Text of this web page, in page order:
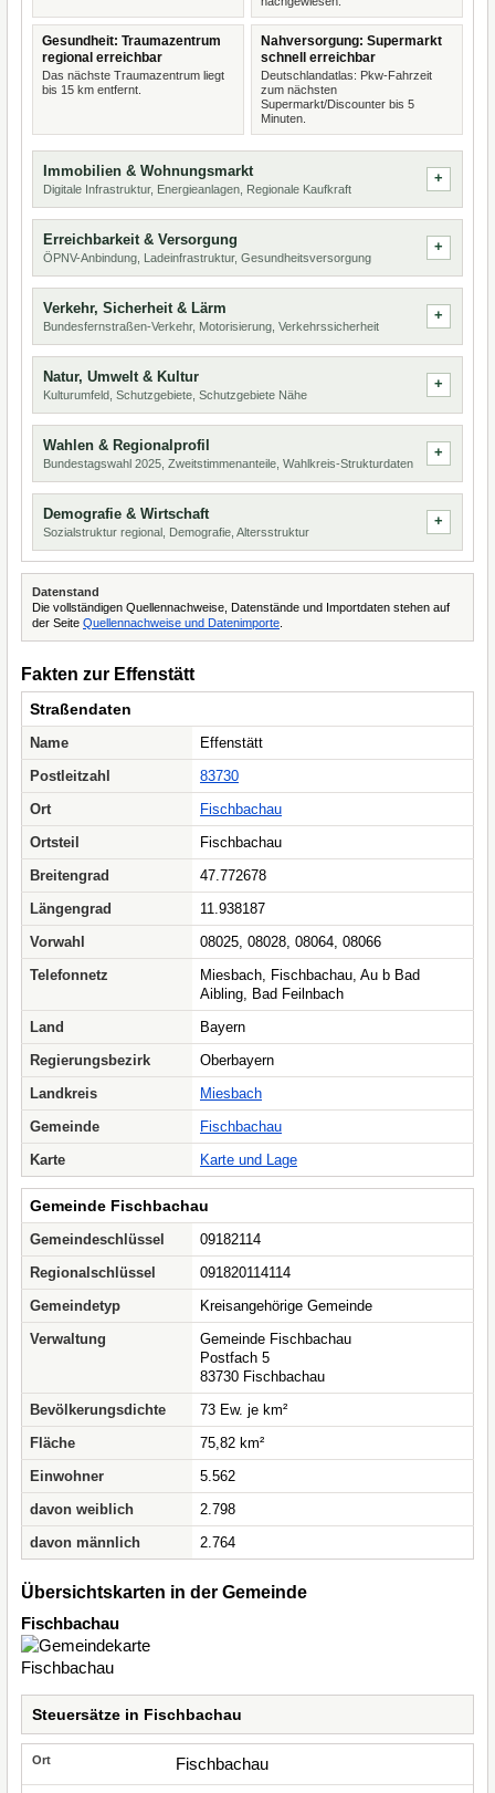
Gesundheit: Traumazentrum
regional erreichbar
Das nächste Traumazentrum liegt
bis 15 km entfernt.
Nahversorgung: Supermarkt
schnell erreichbar
Deutschlandatlas: Pkw-Fahrzeit
zum nächsten
Supermarkt/Discounter bis 5
Minuten.
Immobilien & Wohnungsmarkt
Digitale Infrastruktur, Energieanlagen, Regionale Kaufkraft
Erreichbarkeit & Versorgung
ÖPNV-Anbindung, Ladeinfrastruktur, Gesundheitsversorgung
Verkehr, Sicherheit & Lärm
Bundesfernstraßen-Verkehr, Motorisierung, Verkehrssicherheit
Natur, Umwelt & Kultur
Kulturumfeld, Schutzgebiete, Schutzgebiete Nähe
Wahlen & Regionalprofil
Bundestagswahl 2025, Zweitstimmenanteile, Wahlkreis-Strukturdaten
Demografie & Wirtschaft
Sozialstruktur regional, Demografie, Altersstruktur
Datenstand
Die vollständigen Quellennachweise, Datenstände und Importdaten stehen auf
der Seite Quellennachweise und Datenimporte
Fakten zur Effenstätt
Straßendaten
Name
Effenstätt
Postleitzahl
83730
Ort
Fischbachau
Ortsteil
Fischbachau
Breitengrad
47.772678
Längengrad
11.938187
Vorwahl
08025, 08028, 08064, 08066
Telefonnetz
Miesbach, Fischbachau, Au b Bad
Aibling, Bad Feilnbach
Land
Bayern
Regierungsbezirk
Oberbayern
Landkreis
Miesbach
Gemeinde
Fischbachau
Karte
Karte und Lage
Gemeinde Fischbachau
Gemeindeschlüssel
09182114
Regionalschlüssel
091820114114
Gemeindetyp
Kreisangehörige Gemeinde
Verwaltung
Gemeinde Fischbachau
Postfach 5
83730 Fischbachau
Bevölkerungsdichte
73 Ew. je km²
Fläche
75,82 km²
Einwohner
5.562
davon weiblich
2.798
davon männlich
2.764
Übersichtskarten in der Gemeinde
Fischbachau
Steuersätze in Fischbachau
Fischbachau